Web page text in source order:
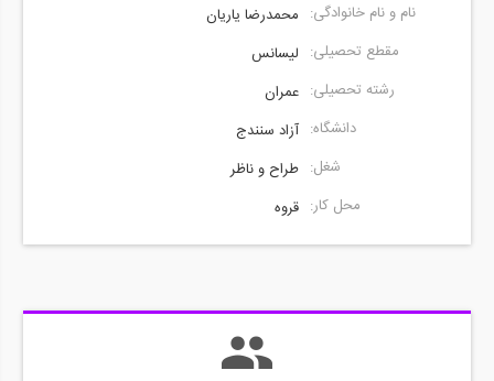
نام و نام خانوادگی: محمدرضا یاریان
مقطع تحصیلی: لیسانس
رشته تحصیلی: عمران
دانشگاه: آزاد سنندج
شغل: طراح و ناظر
محل کار: قروه